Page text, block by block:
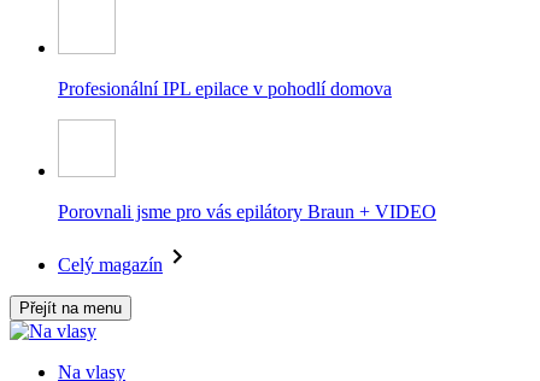
Profesionální IPL epilace v pohodlí domova
Porovnali jsme pro vás epilátory Braun + VIDEO
Celý magazín
Přejít na menu
Na vlasy